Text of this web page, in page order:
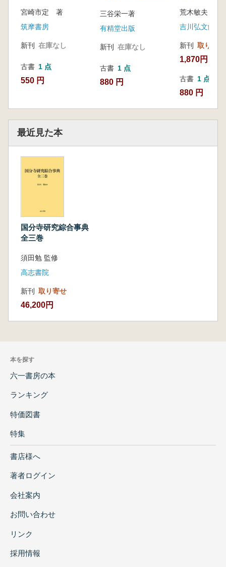
宮崎市定 著
筑摩書房
新刊 在庫なし
古書 1 点
550 円
三谷栄一著
有精堂出版
新刊 在庫なし
古書 1 点
880 円
荒木敏夫 著
吉川弘文館
新刊 取り寄せ
1,870円
古書 1 点
880 円
最近見た本
国分寺研究綜合事典
全三巻
須田勉 監修
高志書院
新刊 取り寄せ
46,200円
本を探す
六一書房の本
ランキング
特価図書
特集
書店様へ
著者ログイン
会社案内
お問い合わせ
リンク
採用情報